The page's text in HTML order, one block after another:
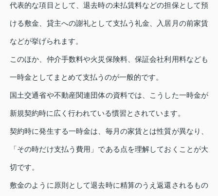
代表的な項目として、退去時の未払賃料などの担保として預
ける敷金、貸主への謝礼として支払う礼金、入居月の前家賃
などが挙げられます。
このほか、仲介手数料や火災保険料、保証会社利用料なども
一時金としてまとめて支払うのが一般的です。
国土交通省や不動産関連団体の資料では、こうした一時金が
新規契約時に広く行われている慣習とされています。
契約時に発生する一時金は、毎月の家賃とは性質が異なり、
「その時だけ支払う費用」である点を理解しておくことが大
切です。
敷金のように原則として退去時に精算のうえ返還されるもの